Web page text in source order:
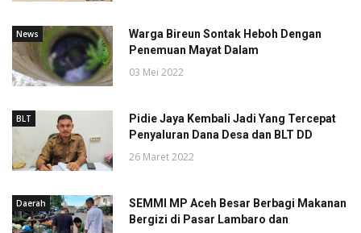
News
Warga Bireun Sontak Heboh Dengan
Penemuan Mayat Dalam
03 Mei 2022
BLT
Pidie Jaya Kembali Jadi Yang Tercepat
Penyaluran Dana Desa dan BLT DD
26 Maret 2022
Daerah
SEMMI MP Aceh Besar Berbagi Makanan
Bergizi di Pasar Lambaro dan